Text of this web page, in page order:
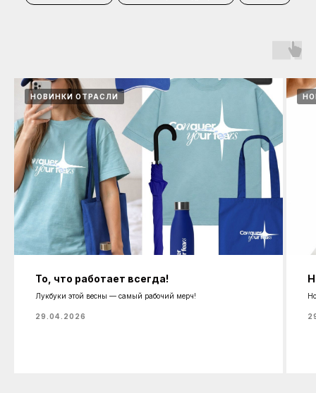
НОВИНКИ ОТРАСЛИ
То, что работает всегда!
Лукбуки этой весны — самый рабочий мерч!
29.04.2026